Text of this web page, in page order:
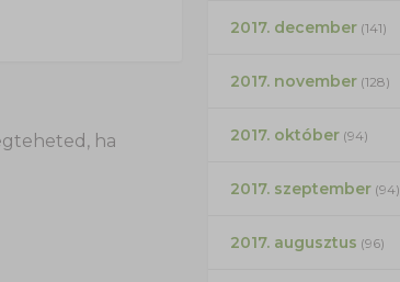
ha
2017. december(141)
2017. november(128)
2017. október(94)
2017. szeptember(94)
2017. augusztus (96)